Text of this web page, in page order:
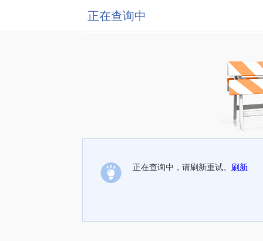
正在查询中
正在查询中，请刷新重试。 刷新